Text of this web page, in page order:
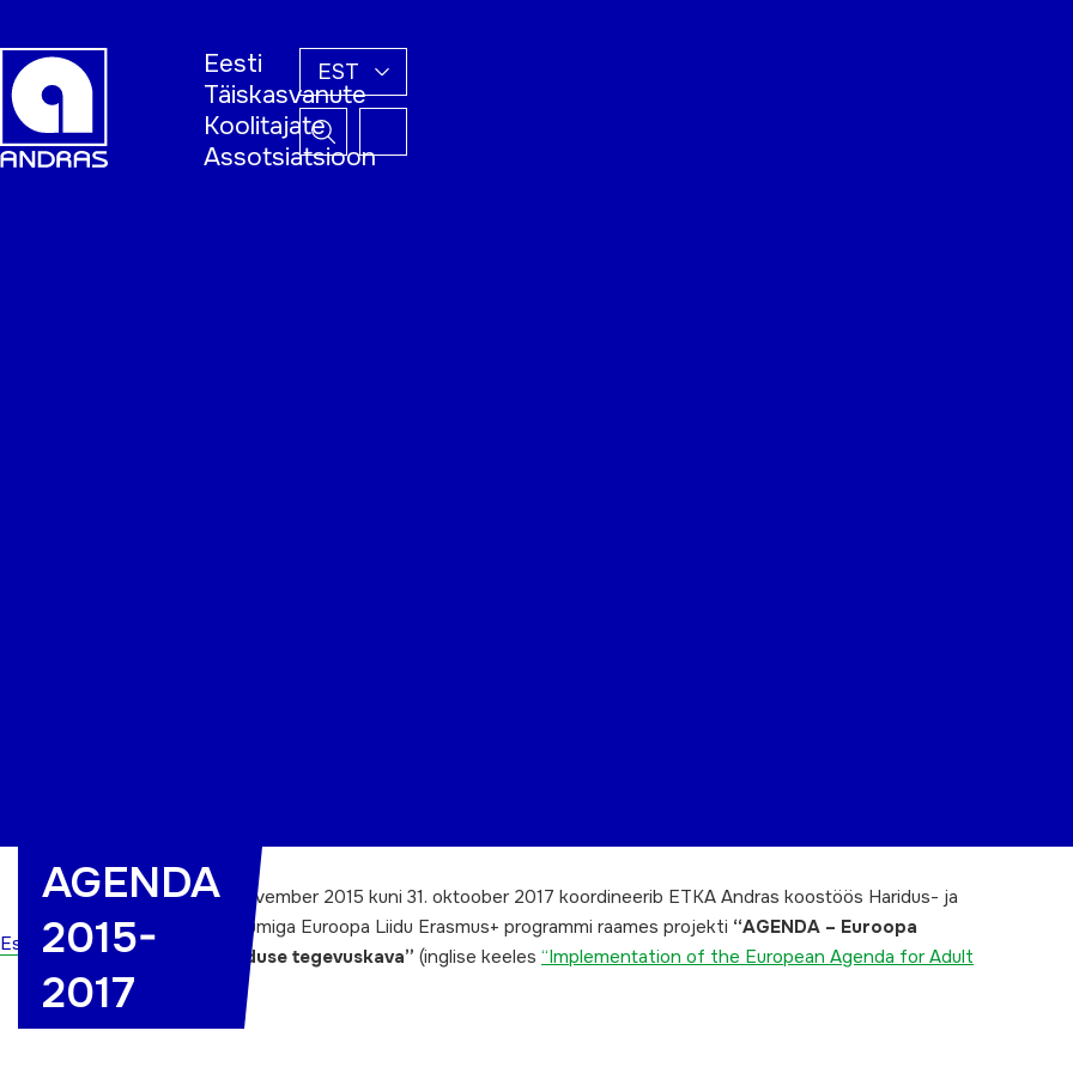
Eesti
Täiskasvanute
Koolitajate
Assotsiatsioon
EST
Esileht
AGENDA
2015-
2017
Ajavahemikul 1. november 2015 kuni 31. oktoober 2017 koordineerib ETKA Andras koostöös Haridus- ja
Teadusministeeriumiga Euroopa Liidu Erasmus+ programmi raames projekti “AGENDA – Euroopa
täiskasvanuhariduse tegevuskava” (inglise keeles “Implementation of the European Agenda for Adult
Learning”